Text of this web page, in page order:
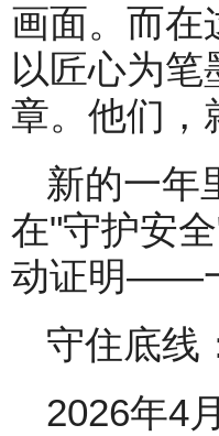
画面。而在
以匠心为
章。他们，
新的一年
在"守护安
动证明——
守住底线
2026年4